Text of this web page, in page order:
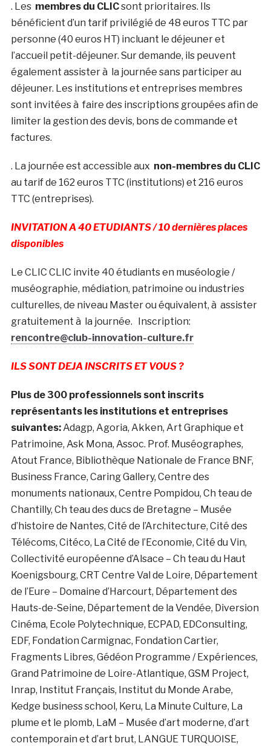
. Les membres du CLICsont prioritaires. Ils
bénéficient d’un tarif privilégié de 48 euros TTC par
personne (40 euros HT) incluant le déjeuner et
l’accueil petit-déjeuner. Sur demande, ils peuvent
également assister à la journée sans participer au
déjeuner. Les institutions et entreprises membres
sont invitées à faire des inscriptions groupées afin de
limiter la gestion des devis, bons de commande et
factures.
. La journée est accessible aux non-membres du CLIC
au tarif de 162 euros TTC (institutions) et 216 euros
TTC (entreprises).
INVITATION A 40 ETUDIANTS / 10 dernières places
disponibles
Le CLIC CLIC invite 40 étudiants en muséologie /
muséographie, médiation, patrimoine ou industries
culturelles, de niveau Master ou équivalent, à assister
gratuitement à la journée. Inscription:
rencontre@club-innovation-culture.fr
ILS SONT DEJA INSCRITS ET VOUS ?
Plus de 300 professionnels sont inscrits
représentants les institutions et entreprises
suivantes:Adagp, Agoria, Akken, Art Graphique et
Patrimoine, Ask Mona, Assoc. Prof. Muséographes,
Atout France, Bibliothèque Nationale de France BNF,
Business France, Caring Gallery, Centre des
monuments nationaux, Centre Pompidou, Ch teau de
Chantilly, Ch teau des ducs de Bretagne – Musée
d’histoire de Nantes, Cité de l’Architecture, Cité des
Télécoms, Citéco, La Cité de l’Economie, Cité du Vin,
Collectivité européenne d’Alsace – Ch teau du Haut
Koenigsbourg, CRT Centre Val de Loire, Département
de l’Eure – Domaine d’Harcourt, Département des
Hauts-de-Seine, Département de la Vendée, Diversion
Cinéma, Ecole Polytechnique, ECPAD, EDConsulting,
EDF, Fondation Carmignac, Fondation Cartier,
Fragments Libres, Gédéon Programme / Expériences,
Grand Patrimoine de Loire-Atlantique, GSM Project,
Inrap, Institut Français, Institut du Monde Arabe,
Kedge business school, Keru, La Minute Culture, La
plume et le plomb, LaM – Musée d’art moderne, d’art
contemporain et d’art brut, LANGUE TURQUOISE,